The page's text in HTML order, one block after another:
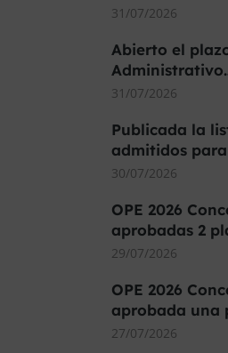
31/07/2026
Abierto el
31/07/2026
Publicada la
admitidos
30/07/2026
OPE 2026
aprobadas 2
29/07/2026
OPE 2026
aprobada una
27/07/2026